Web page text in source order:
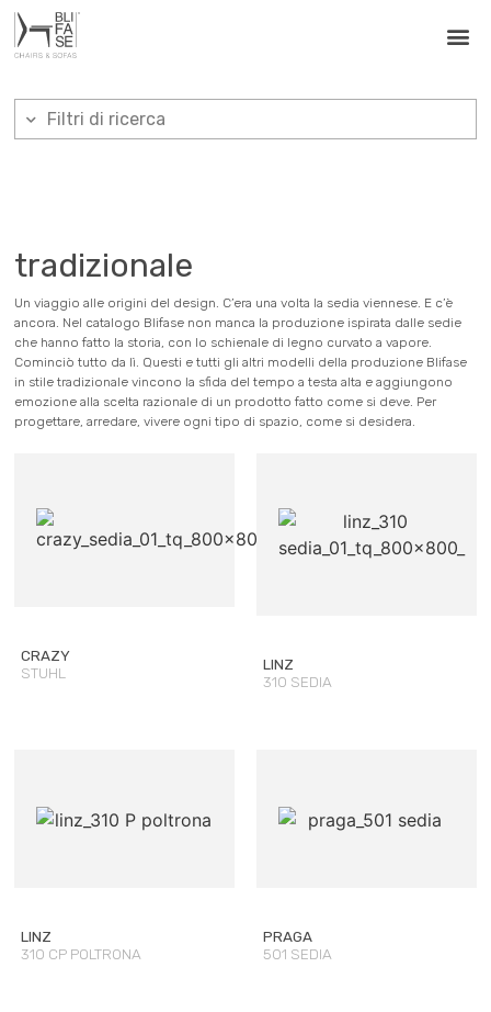
Filtri di ricerca
tradizionale
Un viaggio alle origini del design. C’era una volta la sedia viennese. E c’è
ancora. Nel catalogo Blifase non manca la produzione ispirata dalle sedie
che hanno fatto la storia, con lo schienale di legno curvato a vapore.
Cominciò tutto da lì. Questi e tutti gli altri modelli della produzione Blifase
in stile tradizionale vincono la sfida del tempo a testa alta e aggiungono
emozione alla scelta razionale di un prodotto fatto come si deve. Per
progettare, arredare, vivere ogni tipo di spazio, come si desidera.
CRAZY
STUHL
LINZ
310 SEDIA
LINZ
310 CP POLTRONA
PRAGA
501 SEDIA